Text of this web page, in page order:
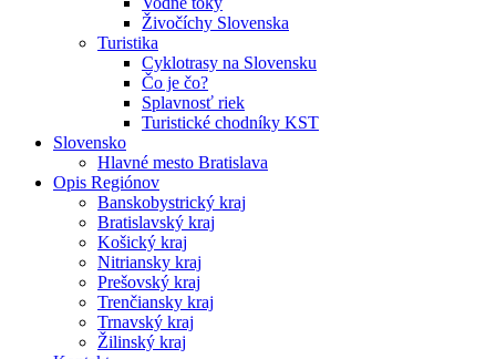
Živočíchy Slovenska
Turistika
Cyklotrasy na Slovensku
Čo je čo?
Splavnosť riek
Turistické chodníky KST
Slovensko
Hlavné mesto Bratislava
Opis Regiónov
Banskobystrický kraj
Bratislavský kraj
Košický kraj
Nitriansky kraj
Prešovský kraj
Trenčiansky kraj
Trnavský kraj
Žilinský kraj